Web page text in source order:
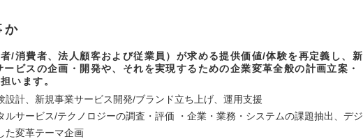
か
/消費者、法人顧客および従業員）が求める提供価値/体験を再定義し、新
ービスの企画・開発や、それを実現するための企業変革全般の計画立案・
います。
設計、新規事業サービス開発/ブランド立ち上げ、運用支援
ルサービス/テクノロジーの調査・評価 ・企業・業務・システムの課題抽出、デジ
た変革テーマ企画